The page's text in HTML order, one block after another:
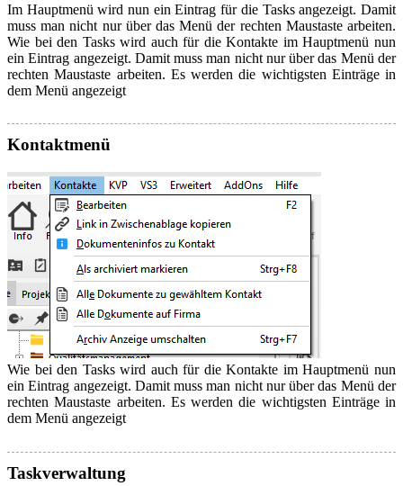
Im Hauptmenü wird nun ein Eintrag für die Tasks angezeigt. Damit
muss man nicht nur über das Menü der rechten Maustaste arbeiten.
Wie bei den Tasks wird auch für die Kontakte im Hauptmenü nun
ein Eintrag angezeigt. Damit muss man nicht nur über das Menü der
rechten Maustaste arbeiten. Es werden die wichtigsten Einträge in
dem Menü angezeigt
Kontaktmenü
Wie bei den Tasks wird auch für die Kontakte im Hauptmenü nun
ein Eintrag angezeigt. Damit muss man nicht nur über das Menü der
rechten Maustaste arbeiten. Es werden die wichtigsten Einträge in
dem Menü angezeigt
Taskverwaltung